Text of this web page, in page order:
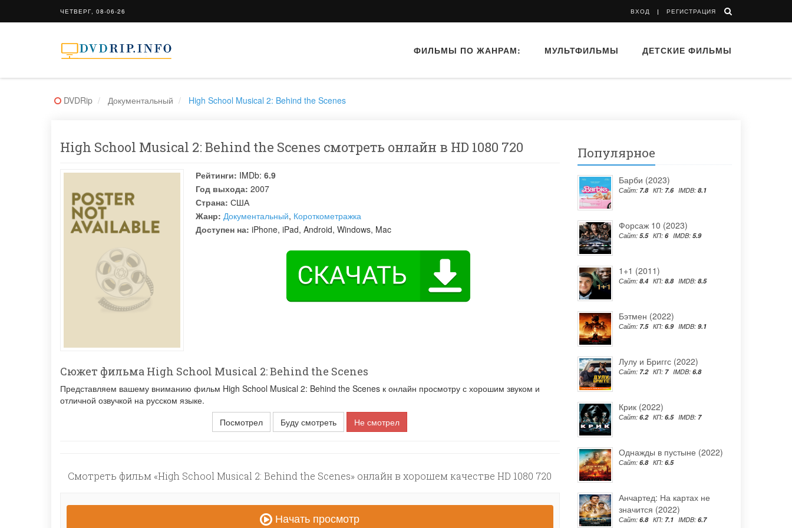
ЧЕТВЕРГ, 08-06-26 ВХОД РЕГИСТРАЦИЯ
ФИЛЬМЫ ПО ЖАНРАМ: МУЛЬТФИЛЬМЫ ДЕТСКИЕ ФИЛЬМЫ
DVDRip Документальный High School Musical 2: Behind the Scenes
High School Musical 2: Behind the Scenes смотреть онлайн в HD 1080 720
Рейтинги: IMDb: 6.9
Год выхода: 2007
Страна: США
Жанр: Документальный, Короткометражка
Доступен на: iPhone, iPad, Android, Windows, Mac
Сюжет фильма High School Musical 2: Behind the Scenes
Представляем вашему вниманию фильм High School Musical 2: Behind the Scenes к онлайн просмотру с хорошим звуком и
отличной озвучкой на русском языке.
Посмотрел
Буду смотреть Не смотрел
Смотреть фильм «High School Musical 2: Behind the Scenes» онлайн в хорошем качестве HD 1080 720
Начать просмотр
Популярное
Барби (2023)
Сайт: 7.8 КП: 7.6 IMDB: 8.1
Форсаж 10 (2023)
Сайт: 5.5 КП: 6 IMDB: 5.9
1+1 (2011)
Сайт: 8.4 КП: 8.8 IMDB: 8.5
Бэтмен (2022)
Сайт: 7.5 КП: 6.9 IMDB: 9.1
Лулу и Бриггс (2022)
Сайт: 7.2 КП: 7 IMDB: 6.8
Крик (2022)
Сайт: 6.2 КП: 6.5 IMDB: 7
Однажды в пустыне (2022)
Сайт: 6.8 КП: 6.5
Анчартед: На картах не
значится (2022)
Сайт: 6.8 КП: 7.1 IMDB: 6.7